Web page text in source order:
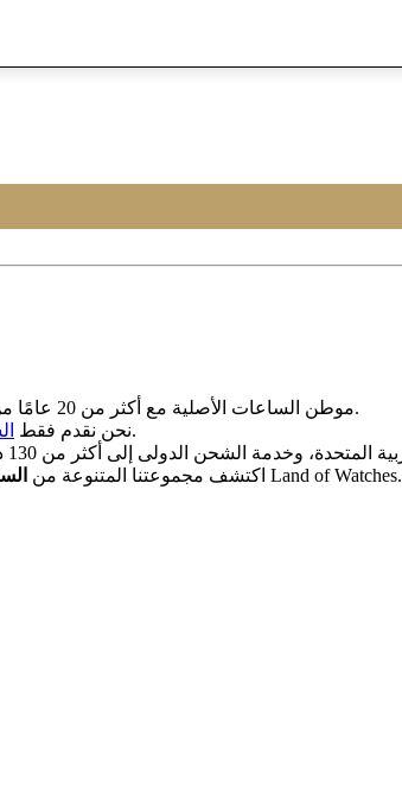
Land of Watches، موطن الساعات الأصلیة مع أکثر من 20 عامًا من الخبرة فی بیع الساعات عبر الإنترنت.
نحن نقدم فقطمن أرقى العلامات التجاریة العالمیة.
اکتشف مجموعتنا المتنوعة من ، واختر ساعتک المثالیة الیوم من Land of Watches.